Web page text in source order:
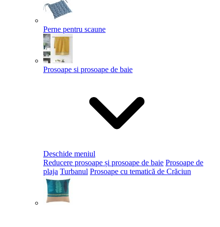
Perne pentru scaune
Prosoape si prosoape de baie
Deschide meniul
Reducere prosoape și prosoape de baie Prosoape de
plaja Turbanul Prosoape cu tematică de Crăciun